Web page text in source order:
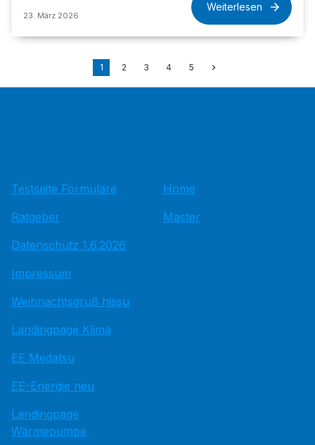
23. März 2026
Weiterlesen
1 2 3 4 5
Testseite Formulare
Ratgeber
Datenschutz 1.6.2026
Impressum
Weihnachtsgruß hissu
Landingpage Klima
EE Medatsu
EE-Energie neu
Landingpage
Wärmepumpe
Home
Master